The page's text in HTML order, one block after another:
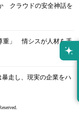
クラウドの安全神話を
重」 情シスが人材を手
走し、現実の企業をハ